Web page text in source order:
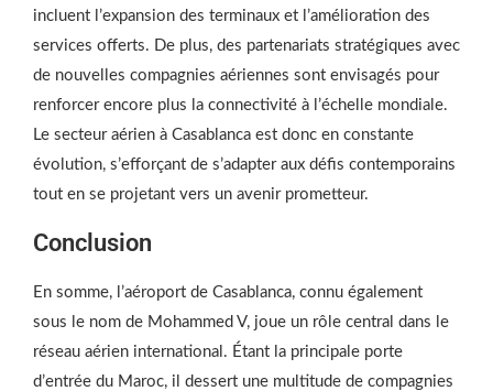
incluent l’expansion des terminaux et l’amélioration des
services offerts. De plus, des partenariats stratégiques avec
de nouvelles compagnies aériennes sont envisagés pour
renforcer encore plus la connectivité à l’échelle mondiale.
Le secteur aérien à Casablanca est donc en constante
évolution, s’efforçant de s’adapter aux défis contemporains
tout en se projetant vers un avenir prometteur.
Conclusion
En somme, l’aéroport de Casablanca, connu également
sous le nom de Mohammed V, joue un rôle central dans le
réseau aérien international. Étant la principale porte
d’entrée du Maroc, il dessert une multitude de compagnies